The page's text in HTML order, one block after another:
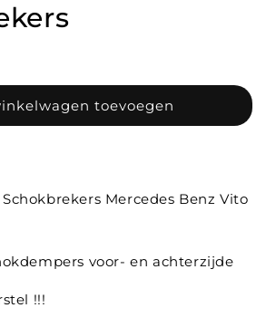
toevoegen
Mercedes Benz Vito
voor- en achterzijde
!!!